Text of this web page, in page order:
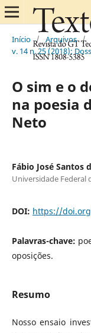
Início / Arquivos /
v. 14 n. 25 (2018):
O sim e o
na poesia
Neto
Fábio José Santos
Universidade Federal
DOI: https://
Palavras-chave:
oposições.
Resumo
Nosso ensaio